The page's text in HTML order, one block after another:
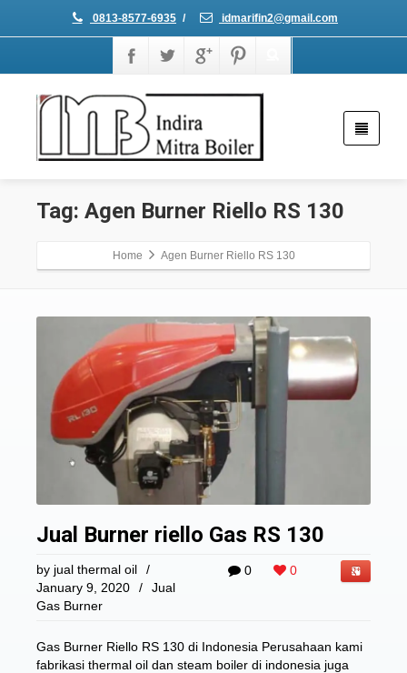
0813-8577-6935 / idmarifin2@gmail.com
Tag: Agen Burner Riello RS 130
Home Agen Burner Riello RS 130
Jual Burner riello Gas RS 130
0 0
by jual thermal oil
/
January 9, 2020
/
Jual
Gas Burner
Gas Burner Riello RS 130 di Indonesia Perusahaan kami
fabrikasi thermal oil dan steam boiler di indonesia juga